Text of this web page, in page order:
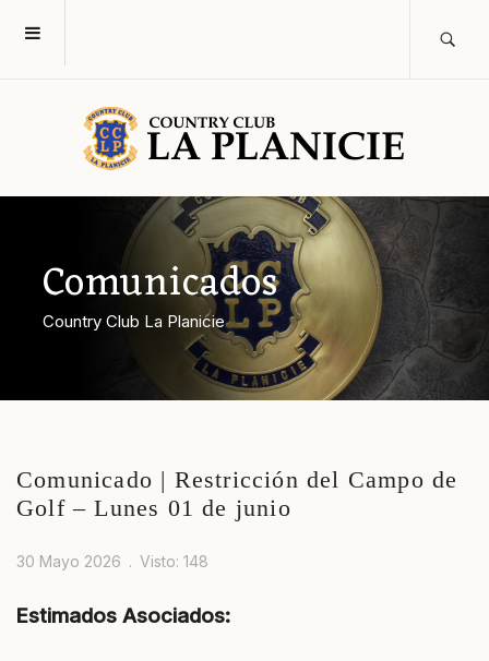
Comunicados
Country Club La Planicie
Comunicado | Restricción del Campo de
Golf – Lunes 01 de junio
30 Mayo 2026 Visto: 148
Estimados Asociados: